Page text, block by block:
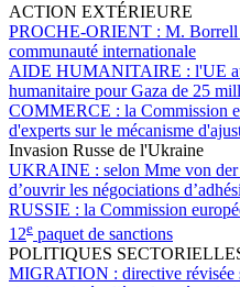
ACTION EXTÉRIEURE
PROCHE-ORIENT : M. Borrell
communauté internationale
AIDE HUMANITAIRE : l'UE
humanitaire pour Gaza de 25
COMMERCE : la Commission
d'experts sur le mécanisme
Invasion Russe de l'Ukraine
UKRAINE : selon Mme von
d’ouvrir les négociations
RUSSIE : la Commission
12e paquet de sanctions
POLITIQUES
MIGRATION : directive révisée